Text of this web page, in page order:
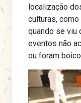
localização
culturas,
quando se viu
eventos não
ou foram